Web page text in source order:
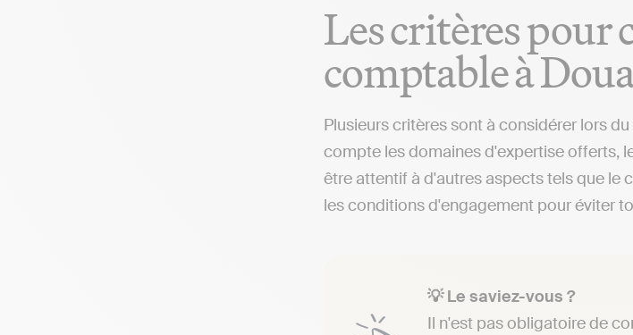
Les critères pour
comptable à
Plusieurs critères sont à considérer lors
compte les domaines d'expertise offerts,
être attentif à d'autres aspects tels que le
les conditions d'engagement pour éviter
💡 Le saviez-vous ?
Il n'est pas obligatoire de